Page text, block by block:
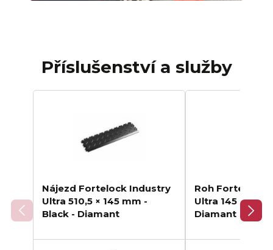
Příslušenství a služby
Nájezd Fortelock Industry
Ultra 510,5 × 145 mm -
Black - Diamant
Roh Fortelock
Ultra 145 × 145
Diamant